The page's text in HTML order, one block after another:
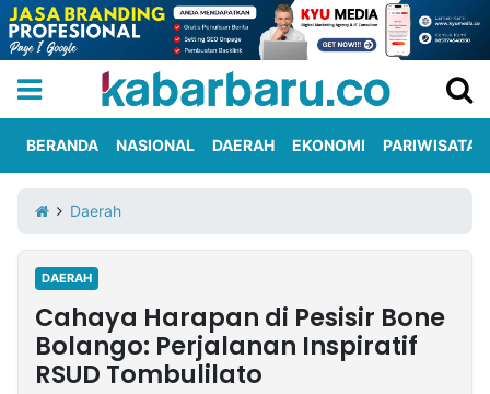
Iklan
Berita
Kami
Nasional
International
Olahraga
Entertainment
Daerah
Pariwisata
Kuliner
Kolom
BERANDA NASIONAL DAERAH EKONOMI PARIWISATA
Daerah
DAERAH
Cahaya Harapan di Pesisir Bone
Bolango: Perjalanan Inspiratif
RSUD Tombulilato